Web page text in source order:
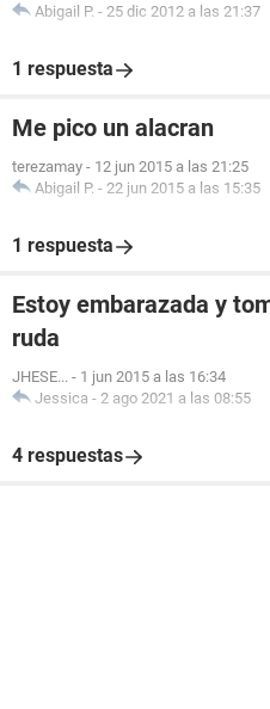
Abigail P. - 25 dic 2012 a las 21:37
1 respuesta
Me pico un alacran
terezamay - 12 jun 2015 a las 21:25
Abigail P. - 22 jun 2015 a las 15:35
1 respuesta
Estoy embarazada y
ruda
JHESE... - 1 jun 2015 a las 16:34
Jessica - 2 ago 2021 a las 08:55
4 respuestas